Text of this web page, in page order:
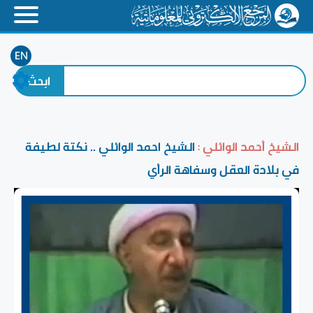
EN
الشيخ أحمد الوائلي :الشيخ احمد الوائلي .. نكتة لطيفة
في بلادة العقل وسفاهة الرأي